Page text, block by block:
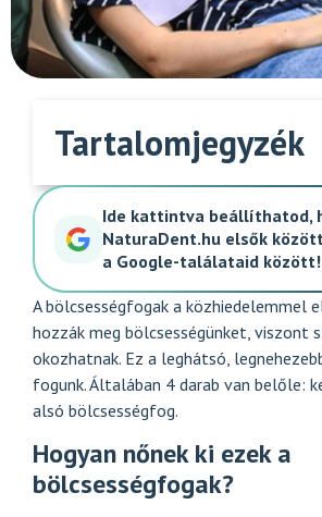
Tartalomjegyzék
Ide kattintva beállíthatod,
NaturaDent.hu elsők
a Google-találataid között!
A bölcsességfogak a közhiedelemmel
hozzák meg bölcsességünket, viszont
okozhatnak. Ez a leghátsó,
fogunk. Általában 4 darab van belőle:
alsó bölcsességfog.
Hogyan nőnek ki ezek a
bölcsességfogak?